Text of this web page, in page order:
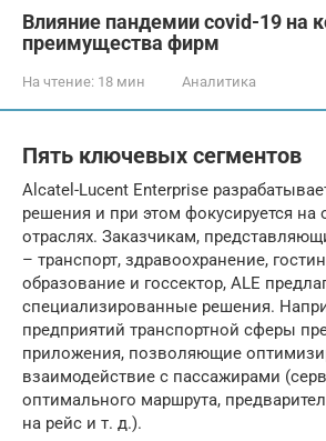
Влияние пандемии covid-19 на
преимущества фирм
На чтение: 18 мин Аналитика
Пять ключевых сегментов
Alcatel-Lucent Enterprise
решения и при этом фокусируется на
отраслях. Заказчикам,
– транспорт, здравоохранение,
образование и госсектор, ALE
специализированные решения.
предприятий транспортной сферы
приложения, позволяющие
взаимодействие с пассажирами
оптимального маршрута,
на рейс и т. д.).